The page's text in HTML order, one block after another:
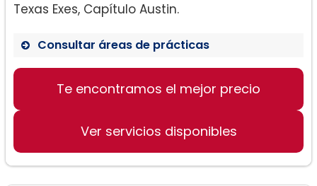
Texas Exes, Capítulo Austin.
Consultar áreas de prácticas
Divorcio.
Custodia y manutención de niños.
División de propiedad compleja.
Te encontramos el mejor precio
Ver servicios disponibles